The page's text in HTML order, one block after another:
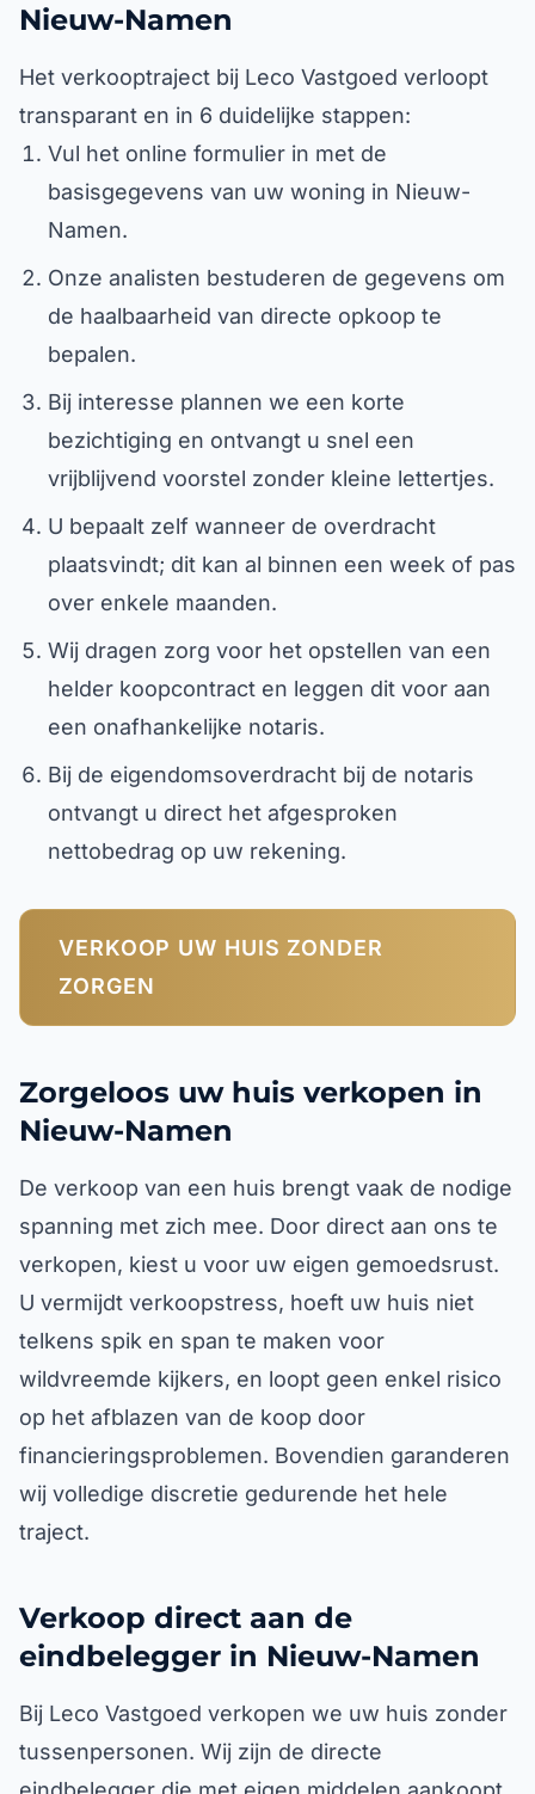
Nieuw-Namen
Het verkooptraject bij Leco Vastgoed verloopt
transparant en in 6 duidelijke stappen:
Vul het online formulier in met de
basisgegevens van uw woning in Nieuw-
Namen.
Onze analisten bestuderen de gegevens om
de haalbaarheid van directe opkoop te
bepalen.
Bij interesse plannen we een korte
bezichtiging en ontvangt u snel een
vrijblijvend voorstel zonder kleine lettertjes.
U bepaalt zelf wanneer de overdracht
plaatsvindt; dit kan al binnen een week of pas
over enkele maanden.
Wij dragen zorg voor het opstellen van een
helder koopcontract en leggen dit voor aan
een onafhankelijke notaris.
Bij de eigendomsoverdracht bij de notaris
ontvangt u direct het afgesproken
nettobedrag op uw rekening.
VERKOOP UW HUIS ZONDER
ZORGEN
Zorgeloos uw huis verkopen in
Nieuw-Namen
De verkoop van een huis brengt vaak de nodige
spanning met zich mee. Door direct aan ons te
verkopen, kiest u voor uw eigen gemoedsrust.
U vermijdt verkoopstress, hoeft uw huis niet
telkens spik en span te maken voor
wildvreemde kijkers, en loopt geen enkel risico
op het afblazen van de koop door
financieringsproblemen. Bovendien garanderen
wij volledige discretie gedurende het hele
traject.
Verkoop direct aan de
eindbelegger in Nieuw-Namen
Bij Leco Vastgoed verkopen we uw huis zonder
tussenpersonen. Wij zijn de directe